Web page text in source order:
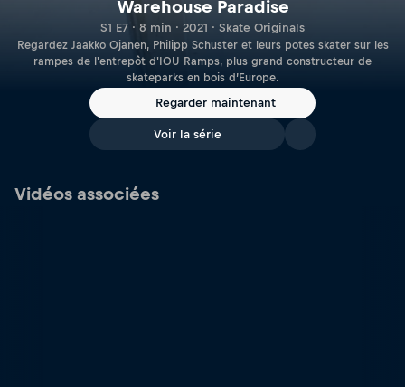
Warehouse Paradise
S1 E7 · 8 min · 2021 · Skate Originals
Regardez Jaakko Ojanen, Philipp Schuster et leurs potes skater sur les
rampes de l'entrepôt d'IOU Ramps, plus grand constructeur de
skateparks en bois d’Europe.
Regarder maintenant
Voir la série
Vidéos associées